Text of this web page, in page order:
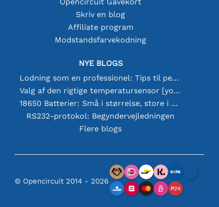
Skriv en blog
Affiliate program
Modstandsfarvekodning
NYE BLOGS
Lodning som en professionel: Tips til perfekte elektroniske forbindelser
Valg af den rigtige temperatursensor [youtube]
18650 Batterier: Små i størrelse, store i ydeevne
RS232-protokol: Begyndervejledningen
Flere blogs
© Opencircuit 2014 - 2026